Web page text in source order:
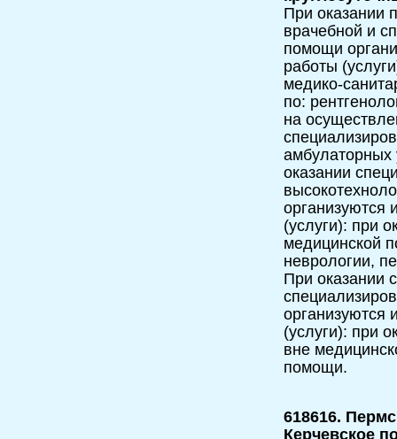
При оказании
врачебной и
помощи
работы
медико-
по:
на
амбулаторных
оказании
(услуги): при
медицинской
неврологии,
При оказании
(услуги): при
вне
помощи.
618616.
Керчевское